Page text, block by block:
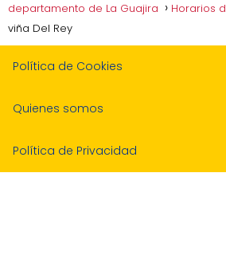
departamento de La Guajira
Horarios
viña Del Rey
Política de Cookies
Quienes somos
Política de Privacidad